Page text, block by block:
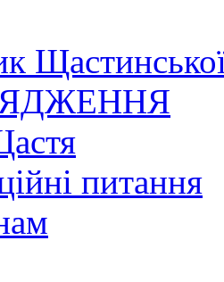
питання